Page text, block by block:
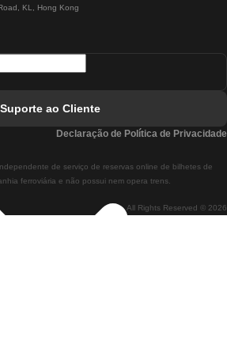
De Lisboa A Madrid
De Lisboa A Braga
De Braga A Lisboa
KL, Hong Kong
All Rights Reserved © 2026
de serviço de reservas online de bilhetes de
ferroviária e não possui nem opera trens.
Suporte ao Cliente
Declaração de Política de Privacidade